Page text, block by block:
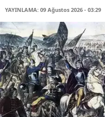
YAYINLAMA: 09 Ağustos 2026 - 03:29